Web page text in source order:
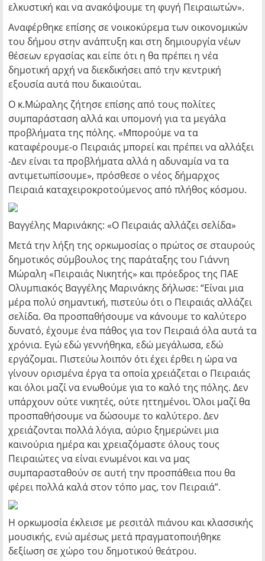
ελκυστική και να ανακόψουμε τη φυγή Πειραιωτών».
Αναφέρθηκε επίσης σε νοικοκύρεμα των οικονομικών
του δήμου στην ανάπτυξη και στη δημιουργία νέων
θέσεων εργασίας και είπε ότι η θα πρέπει η νέα
δημοτική αρχή να διεκδικήσει από την κεντρική
εξουσία αυτά που δικαιούται.
Ο κ.Μώραλης ζήτησε επίσης από τους πολίτες
συμπαράσταση αλλά και υπομονή για τα μεγάλα
προβλήματα της πόλης. «Μπορούμε να τα
καταφέρουμε-ο Πειραιάς μπορεί και πρέπει να αλλάξει
-Δεν είναι τα προβλήματα αλλά η αδυναμία να τα
αντιμετωπίσουμε», πρόσθεσε ο νέος δήμαρχος
Πειραιά καταχειροκροτούμενος από πλήθος κόσμου.
Βαγγέλης Μαρινάκης: «Ο Πειραιάς αλλάζει σελίδα»
Μετά την λήξη της ορκωμοσίας o πρώτος σε σταυρούς
δημοτικός σύμβουλος της παράταξης του Γιάννη
Μώραλη «Πειραιάς Νικητής» και πρόεδρος της ΠΑΕ
Ολυμπιακός Βαγγέλης Μαρινάκης δήλωσε: “Είναι μια
μέρα πολύ σημαντική, πιστεύω ότι ο Πειραιάς αλλάζει
σελίδα. Θα προσπαθήσουμε να κάνουμε το καλύτερο
δυνατό, έχουμε ένα πάθος για τον Πειραιά όλα αυτά τα
χρόνια. Εγώ εδώ γεννήθηκα, εδώ μεγάλωσα, εδώ
εργάζομαι. Πιστεύω λοιπόν ότι έχει έρθει η ώρα να
γίνουν ορισμένα έργα τα οποία χρειάζεται ο Πειραιάς
και όλοι μαζί να ενωθούμε για το καλό της πόλης. Δεν
υπάρχουν ούτε νικητές, ούτε ηττημένοι. Όλοι μαζί θα
προσπαθήσουμε να δώσουμε το καλύτερο. Δεν
χρειάζονται πολλά λόγια, αύριο ξημερώνει μια
καινούρια ημέρα και χρειαζόμαστε όλους τους
Πειραιώτες να είναι ενωμένοι και να μας
συμπαρασταθούν σε αυτή την προσπάθεια που θα
φέρει πολλά καλά στον τόπο μας, τον Πειραιά”.
Η ορκωμοσία έκλεισε με ρεσιτάλ πιάνου και κλασσικής
μουσικής, ενώ αμέσως μετά πραγματοποιήθηκε
δεξίωση σε χώρο του δημοτικού θεάτρου.